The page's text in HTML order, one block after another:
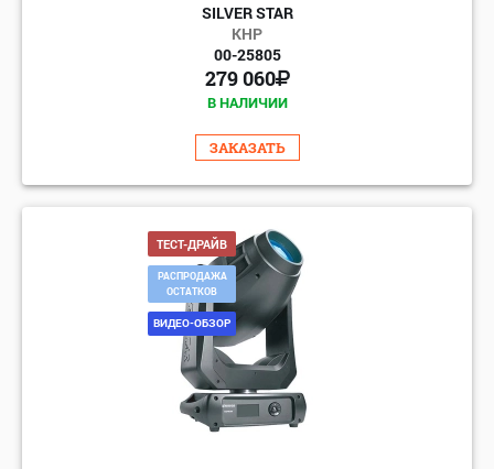
SILVER STAR
КНР
00-25805
279 060
В НАЛИЧИИ
ЗАКАЗАТЬ
ТЕСТ-ДРАЙВ
РАСПРОДАЖА
ОСТАТКОВ
ВИДЕО-ОБЗОР